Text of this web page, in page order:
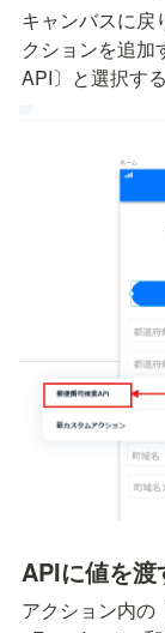
キャンバスに戻
クションを追加
API〕と選択する
APIに値を渡
アクション内の